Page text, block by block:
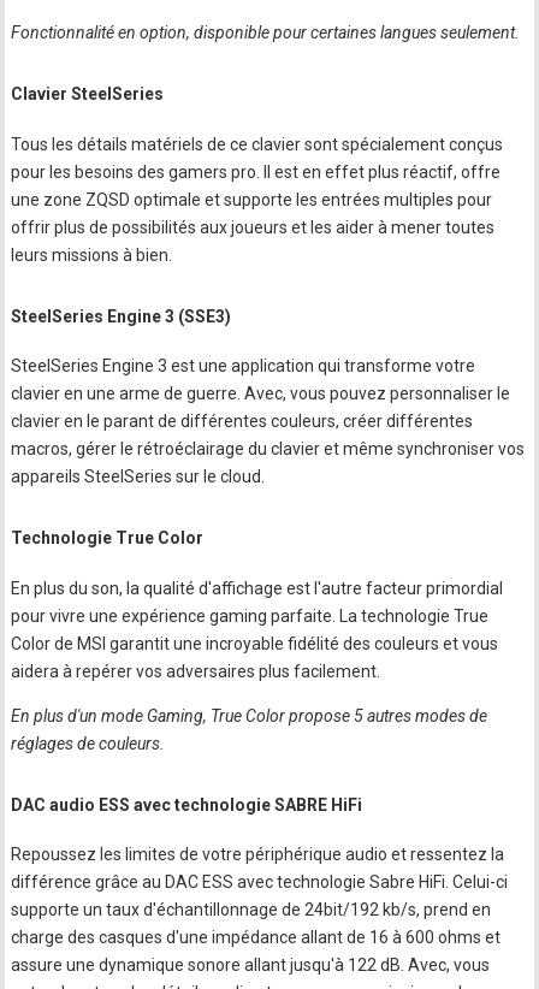
Fonctionnalité en option, disponible pour certaines langues seulement.
Clavier SteelSeries
Tous les détails matériels de ce clavier sont spécialement conçus
pour les besoins des gamers pro. Il est en effet plus réactif, offre
une zone ZQSD optimale et supporte les entrées multiples pour
offrir plus de possibilités aux joueurs et les aider à mener toutes
leurs missions à bien.
SteelSeries Engine 3 (SSE3)
SteelSeries Engine 3 est une application qui transforme votre
clavier en une arme de guerre. Avec, vous pouvez personnaliser le
clavier en le parant de différentes couleurs, créer différentes
macros, gérer le rétroéclairage du clavier et même synchroniser vos
appareils SteelSeries sur le cloud.
Technologie True Color
En plus du son, la qualité d'affichage est l'autre facteur primordial
pour vivre une expérience gaming parfaite. La technologie True
Color de MSI garantit une incroyable fidélité des couleurs et vous
aidera à repérer vos adversaires plus facilement.
En plus d'un mode Gaming, True Color propose 5 autres modes de
réglages de couleurs.
DAC audio ESS avec technologie SABRE HiFi
Repoussez les limites de votre périphérique audio et ressentez la
différence grâce au DAC ESS avec technologie Sabre HiFi. Celui-ci
supporte un taux d'échantillonnage de 24bit/192 kb/s, prend en
charge des casques d'une impédance allant de 16 à 600 ohms et
assure une dynamique sonore allant jusqu'à 122 dB. Avec, vous